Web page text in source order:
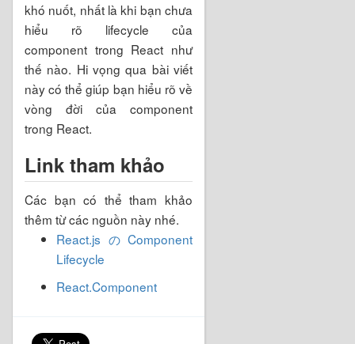
khó nuốt, nhất là khi bạn chưa
hiểu rõ lifecycle của
component trong React như
thế nào. Hi vọng qua bài viết
này có thể giúp bạn hiểu rõ về
vòng đời của component
trong React.
Link tham khảo
Các bạn có thể tham khảo
thêm từ các nguồn này nhé.
React.jsのComponent
Lifecycle
React.Component